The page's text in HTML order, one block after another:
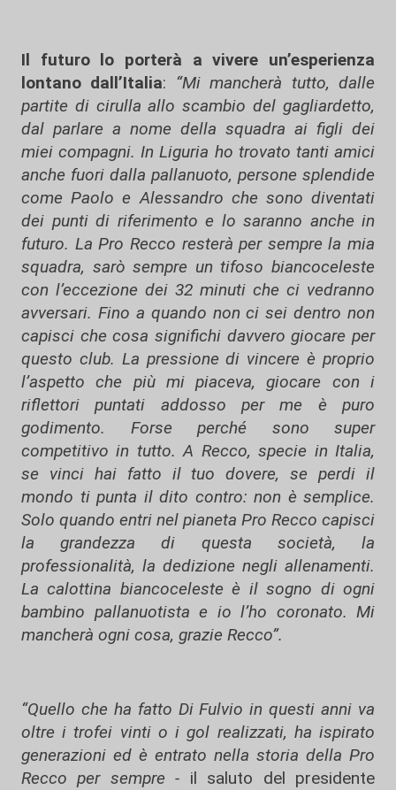
Il futuro lo porterà a vivere un’esperienza
lontano dall’Italia: “Mi mancherà tutto, dalle
partite di cirulla allo scambio del gagliardetto,
dal parlare a nome della squadra ai figli dei
miei compagni. In Liguria ho trovato tanti amici
anche fuori dalla pallanuoto, persone splendide
come Paolo e Alessandro che sono diventati
dei punti di riferimento e lo saranno anche in
futuro. La Pro Recco resterà per sempre la mia
squadra, sarò sempre un tifoso biancoceleste
con l’eccezione dei 32 minuti che ci vedranno
avversari. Fino a quando non ci sei dentro non
capisci che cosa significhi davvero giocare per
questo club. La pressione di vincere è proprio
l’aspetto che più mi piaceva, giocare con i
riflettori puntati addosso per me è puro
godimento. Forse perché sono super
competitivo in tutto. A Recco, specie in Italia,
se vinci hai fatto il tuo dovere, se perdi il
mondo ti punta il dito contro: non è semplice.
Solo quando entri nel pianeta Pro Recco capisci
la grandezza di questa società, la
professionalità, la dedizione negli allenamenti.
La calottina biancoceleste è il sogno di ogni
bambino pallanuotista e io l’ho coronato. Mi
mancherà ogni cosa, grazie Recco”.
“Quello che ha fatto Di Fulvio in questi anni va
oltre i trofei vinti o i gol realizzati, ha ispirato
generazioni ed è entrato nella storia della Pro
Recco per sempre - il saluto del presidente